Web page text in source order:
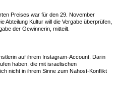
Preises war für den 29. November
Abteilung Kultur will die Vergabe überprüfen,
der Gewinnerin, mitteilt.
auf ihrem Instagram-Account. Darin
haben, die mit israelischen
nicht in ihrem Sinne zum Nahost-Konflikt